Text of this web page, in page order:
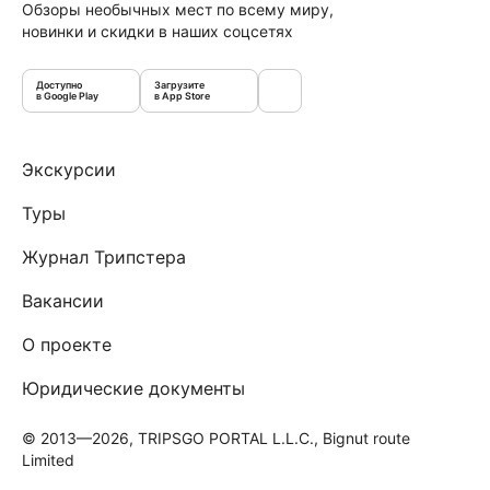
Обзоры необычных мест по всему миру,
новинки и скидки в наших соцсетях
Доступно
в Google Play
Загрузите
в App Store
Экскурсии
Туры
Журнал Трипстера
Вакансии
О проекте
Юридические документы
© 2013—2026, TRIPSGO PORTAL L.L.C., Bignut route
Limited